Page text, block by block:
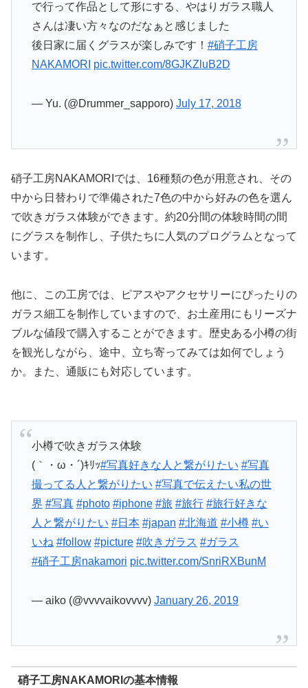
で行って作品として形にする、やはりガラス職人
さんは凄い方々なのだなぁと感じました
後日家に届くグラスが楽しみです！ #硝子工房
NAKAMORI pic.twitter.com/8GJKZluB2D
— Yu. (@Drummer_sapporo) July 17, 2018
硝子工房NAKAMORIでは、16種類の色が用意され、その
中から日替わりで準備された7色の中から好みの色を選ん
で吹きガラス体験ができます。約20分間の体験時間の間
にグラスを制作し、子供たちに人気のプログラムとなって
います。
他に、この工房では、ピアスやアクセサリーにぴったりの
ガラス細工を制作していますので、お土産用にもリーズナ
ブルな値段で購入することができます。歴史ある小樽の街
を観光しながら、途中、立ち寄ってみては如何でしょう
か。また、通販にも対応しています。
小樽で吹きガラス体験
(｀・ω・´)ｷﾘｯ#写真好きな人と繋がりたい #写真
撮ってる人と繋がりたい #写真で伝えたい私の世
界 #写真 #photo #iphone #旅 #旅行 #旅行好きな
人と繋がりたい #日本 #japan #北海道 #小樽 #い
いね #follow #picture #吹きガラス #ガラス
#硝子工房nakamori pic.twitter.com/SnriRXBunM
— aiko (@vvvvaikovvvv) January 26, 2019
硝子工房NAKAMORIの基本情報